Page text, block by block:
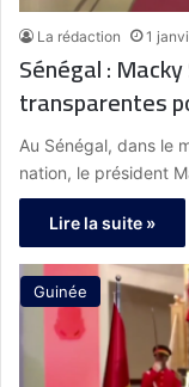
La rédaction 1
Sénégal :
transparentes
Au Sénégal, dans le
nation, le président
Lire la suite »
Guinée